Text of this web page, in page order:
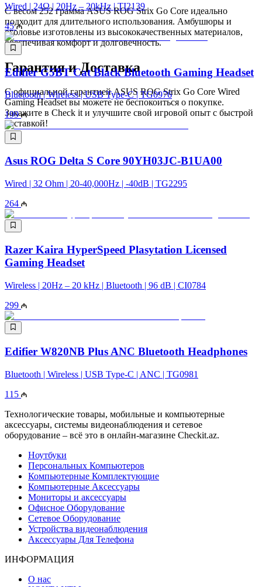
С весом 252 грамма ASUS ROG Strix Go Core идеально
подходит для длительного использования. Амбушюры и
оголовье изготовлены из высококачественных материалов,
обеспечивая комфорт и долговечность.
Гарантия и Доставка
С официальной гарантией ASUS ROG Strix Go Core Wired
Gaming Headset вы можете не беспокоиться о покупке.
Закажите в Check it и улучшите свой игровой опыт с быстрой
доставкой!
Wired | 24Ω | 20Hz – 20kHz | TI2139
45
Edifier G5BT Cat Black Bluetooth Gaming Headset
Bluetooth | Wireless | USB Type-C | TG0976
199
Asus ROG Delta S Core 90YH03JC-B1UA00
Wired | 32 Ohm | 20-40,000Hz | -40dB | TG2295
264
Razer Kaira HyperSpeed Plasytation Licensed
Gaming Headset
Wireless | 20Hz – 20 kHz | Bluetooth | 96 dB | CI0784
299
Edifier W820NB Plus ANC Bluetooth Headphones
Bluetooth | Wireless | USB Type-C | ANC | TG0981
115
Технологические товары, мобильные и компьютерные
аксессуары, системы видеонаблюдения и сетевое
оборудование – всё это в онлайн-магазине Checkit.az.
Ноутбуки
Персональных Компьютеров
Компьютерные Комплектующие
Компьютерные Аксессуары
Мониторы и аксессуары
Офисное Оборудование
Сетевое Оборудование
Устройства видеонаблюдения
Аксессуары Для Телефона
ИНФОРМАЦИЯ
О нас